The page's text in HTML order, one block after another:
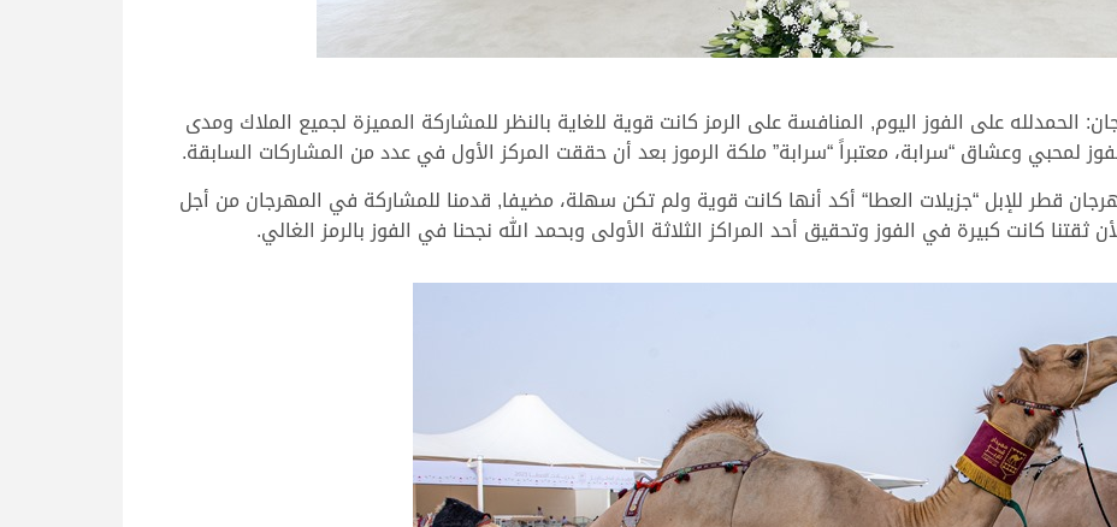
الحمدلله على الفوز اليوم, المنافسة على الرمز كانت قوية للغاية بالنظر للمشاركة المميزة لجميع الملاك ومدى
لمحبي وعشاق “سرابة، معتبراً “سرابة” ملكة الرموز بعد أن حققت المركز الأول في عدد من المشاركات السابقة.
قطر للإبل “جزيلات العطا“ أكد أنها كانت قوية ولم تكن سهلة، مضيفا, قدمنا للمشاركة في المهرجان من أجل
كانت كبيرة في الفوز وتحقيق أحد المراكز الثلاثة الأولى وبحمد الله نجحنا في الفوز بالرمز الغالي.